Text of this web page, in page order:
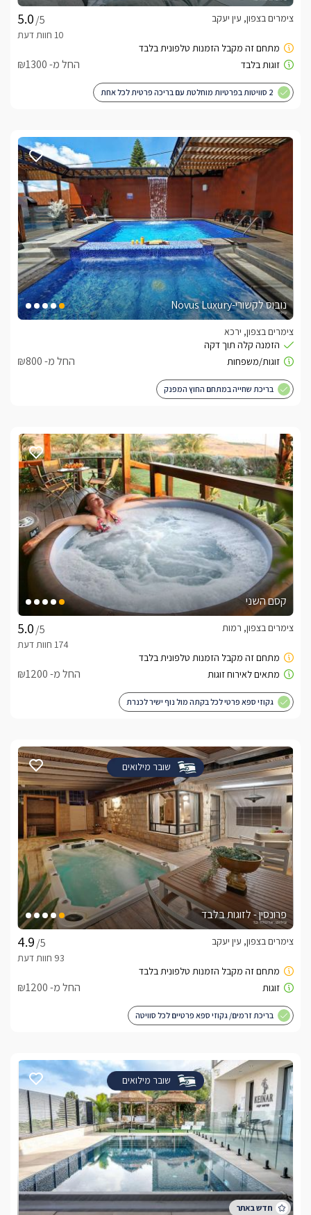
/5
צימרים בצפון, עין יעקב
החל מ- ₪1300
2 סוויטות בפרטיות מוחלטת עם בריכה פרטית לכל אחת
נובוס לקשורי-Novus Luxury
צימרים בצפון, ירכא
החל מ- ₪800
בריכת שחייה במתחם החוץ המפנק
קסם השני
/5
צימרים בצפון, רמות
החל מ- ₪1200
גקוזי ספא פרטי לכל בקתה מול נוף ישיר לכנרת
שובר מילואים
פרונסין - לזוגות בלבד
/5
צימרים בצפון, עין יעקב
החל מ- ₪1200
בריכת זרמים/ גקוזי ספא פרטיים לכל סוויטה
שובר מילואים